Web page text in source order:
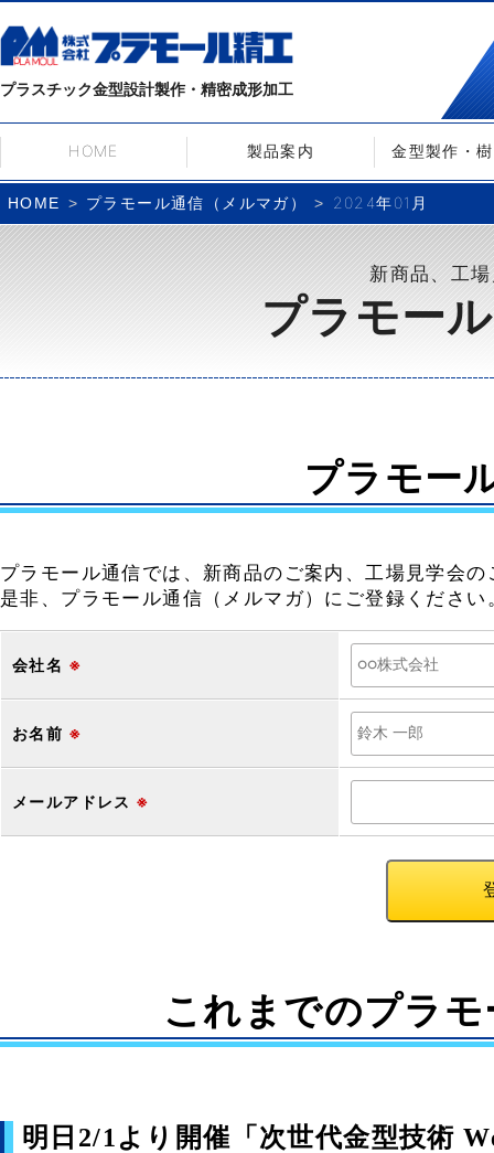
プラスチック金型設計製作・精密成形加工
HOME 製品案内 金型製作・
HOME プラモール通信（メルマガ） 2024年01月
新商品、工
プラモー
プラモー
プラモール通信では、新商品のご案内、工場見学会
是非、プラモール通信（メルマガ）にご登録ください
会社名 ※
お名前 ※
メールアドレス ※
これまでのプラ
明日2/1より開催「次世代金型技術